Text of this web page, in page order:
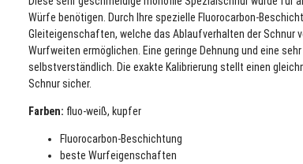
Würfe benötigen. Durch Ihre spezielle Fluorocarbon-
Gleiteigenschaften, welche das Ablaufverhalten der Schnur
Wurfweiten ermöglichen. Eine geringe Dehnung und eine
selbstverständlich. Die exakte Kalibrierung stellt einen
Schnur sicher.
Farben: fluo-weiß, kupfer
Fluorocarbon-Beschichtung
beste Wurfeigenschaften